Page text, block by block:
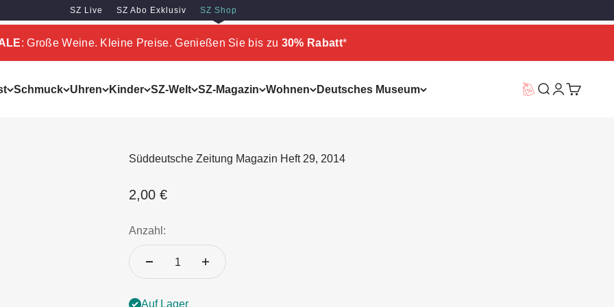
SZ Live SZ Abo Exklusiv SZ Shop
: Große Weine. Kleine Preise. Genießen Sie bis zu 30% Rabatt*
Schmuck Uhren Kinder SZ-Welt SZ-Magazin Wohnen Deutsches Museum Vorteilswelt
Suche
Süddeutsche Zeitung Magazin Heft 29, 2014
Angebot
2,00 €
Anzahl:
Auf Lager